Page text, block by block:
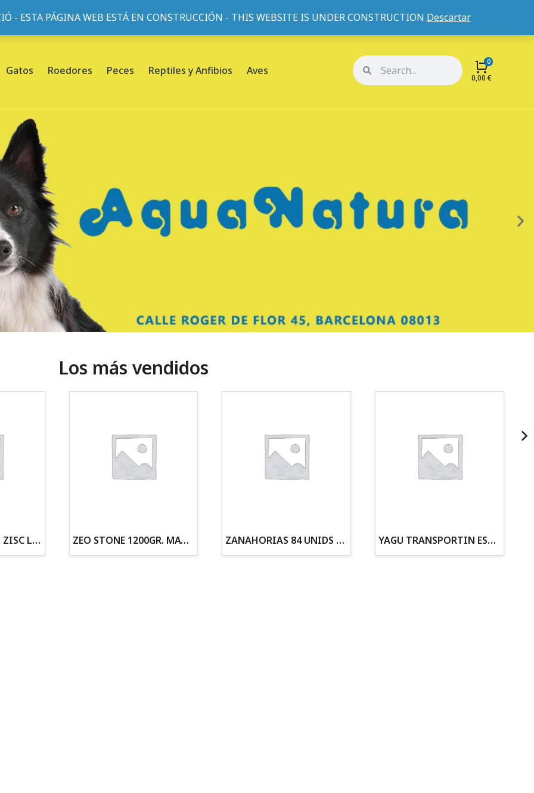
- ESTA PÁGINA WEB ESTÁ EN CONSTRUCCIÓN - THIS WEBSITE IS UNDER CONSTRUCTION Descartar
45, L'Eixample, 08013 Barcelona |Sobre nosotros Mi cuenta Mis pedidos
Gatos Roedores Peces Reptiles y Anfibios Aves
0,00€
Los más vendidos
ZOGOFLEX DISCO ZISC L (21.6CM) FLUORESCENTE ZEO STONE 1200GR. MATERIAL FILTRANTE ZANAHORIAS 84 UNIDS EN DISPLAY YAGU TRANSPORTIN ESPUMA CAMUFLAJE Nº1 36x30x28